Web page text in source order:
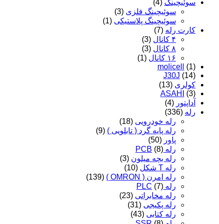
سوئیچینگ (4)
سوئیچینگ فلزی (3)
سوئیچینگ پلاستیکی (1)
کارت رله (7)
۴ کانال
(3)
۸ کانال
(3)
۱۶ کانال
(1)
molicell
(1)
J30J (14)
کولری (13)
ASAHI
(3)
آداپتور (4)
رله (336)
رله خودرویی (18)
رله پایه گرد ( تابلویی ) (9)
پاور (50)
رله PCB (8)
رله بچه میلون (3)
رله T شکل
(10)
رله امرن ( OMRON )
(139)
رله PLC (7)
رله مخابراتی (23)
رله پکیجی (31)
رله کتابی (43)